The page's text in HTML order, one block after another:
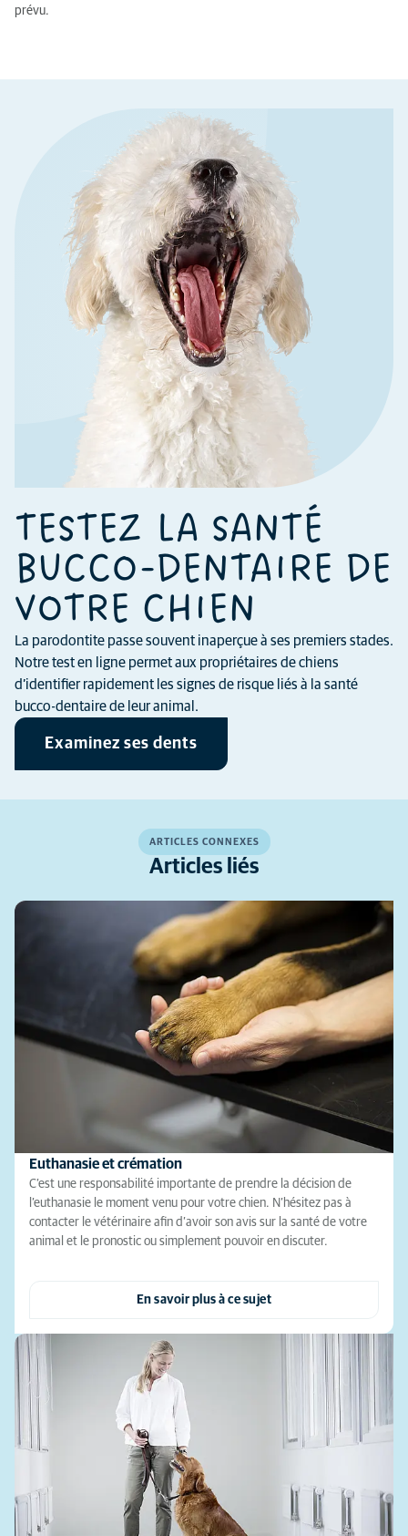
prévu.
TESTEZ LA SANTÉ
BUCCO-DENTAIRE DE
VOTRE CHIEN
La parodontite passe souvent inaperçue à ses premiers stades.
Notre test en ligne permet aux propriétaires de chiens
d’identifier rapidement les signes de risque liés à la santé
bucco-dentaire de leur animal.
Examinez ses dents
ARTICLES CONNEXES
Articles liés
Euthanasie et crémation
C’est une responsabilité importante de prendre la décision de
l’euthanasie le moment venu pour votre chien. N’hésitez pas à
contacter le vétérinaire afin d’avoir son avis sur la santé de votre
animal et le pronostic ou simplement pouvoir en discuter.
En savoir plus à ce sujet